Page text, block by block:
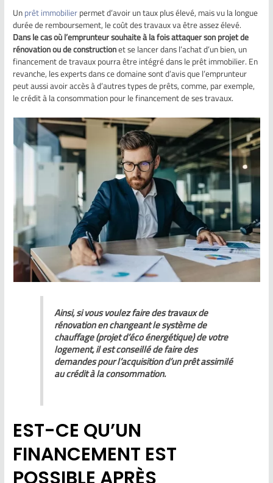
Unprêt immobilierpermet d’avoir un taux plus élevé, mais vu la longue
durée de remboursement, le coût des travaux va être assez élevé.
Dans le cas où l’emprunteur souhaite à la fois attaquer son projet de
rénovation ou de constructionet se lancer dans l’achat d’un bien, un
financement de travaux pourra être intégré dans le prêt immobilier. En
revanche, les experts dans ce domaine sont d’avis que l’emprunteur
peut aussi avoir accès à d’autres types de prêts, comme, par exemple,
le crédit à la consommation pour le financement de ses travaux.
Ainsi, si vous voulez faire des travaux de
rénovation en changeant le système de
chauffage (projet d’éco énergétique) de votre
logement, il est conseillé de faire des
demandes pour l’acquisition d’un prêt assimilé
au crédit à la consommation.
EST-CE QU’UN
FINANCEMENT EST